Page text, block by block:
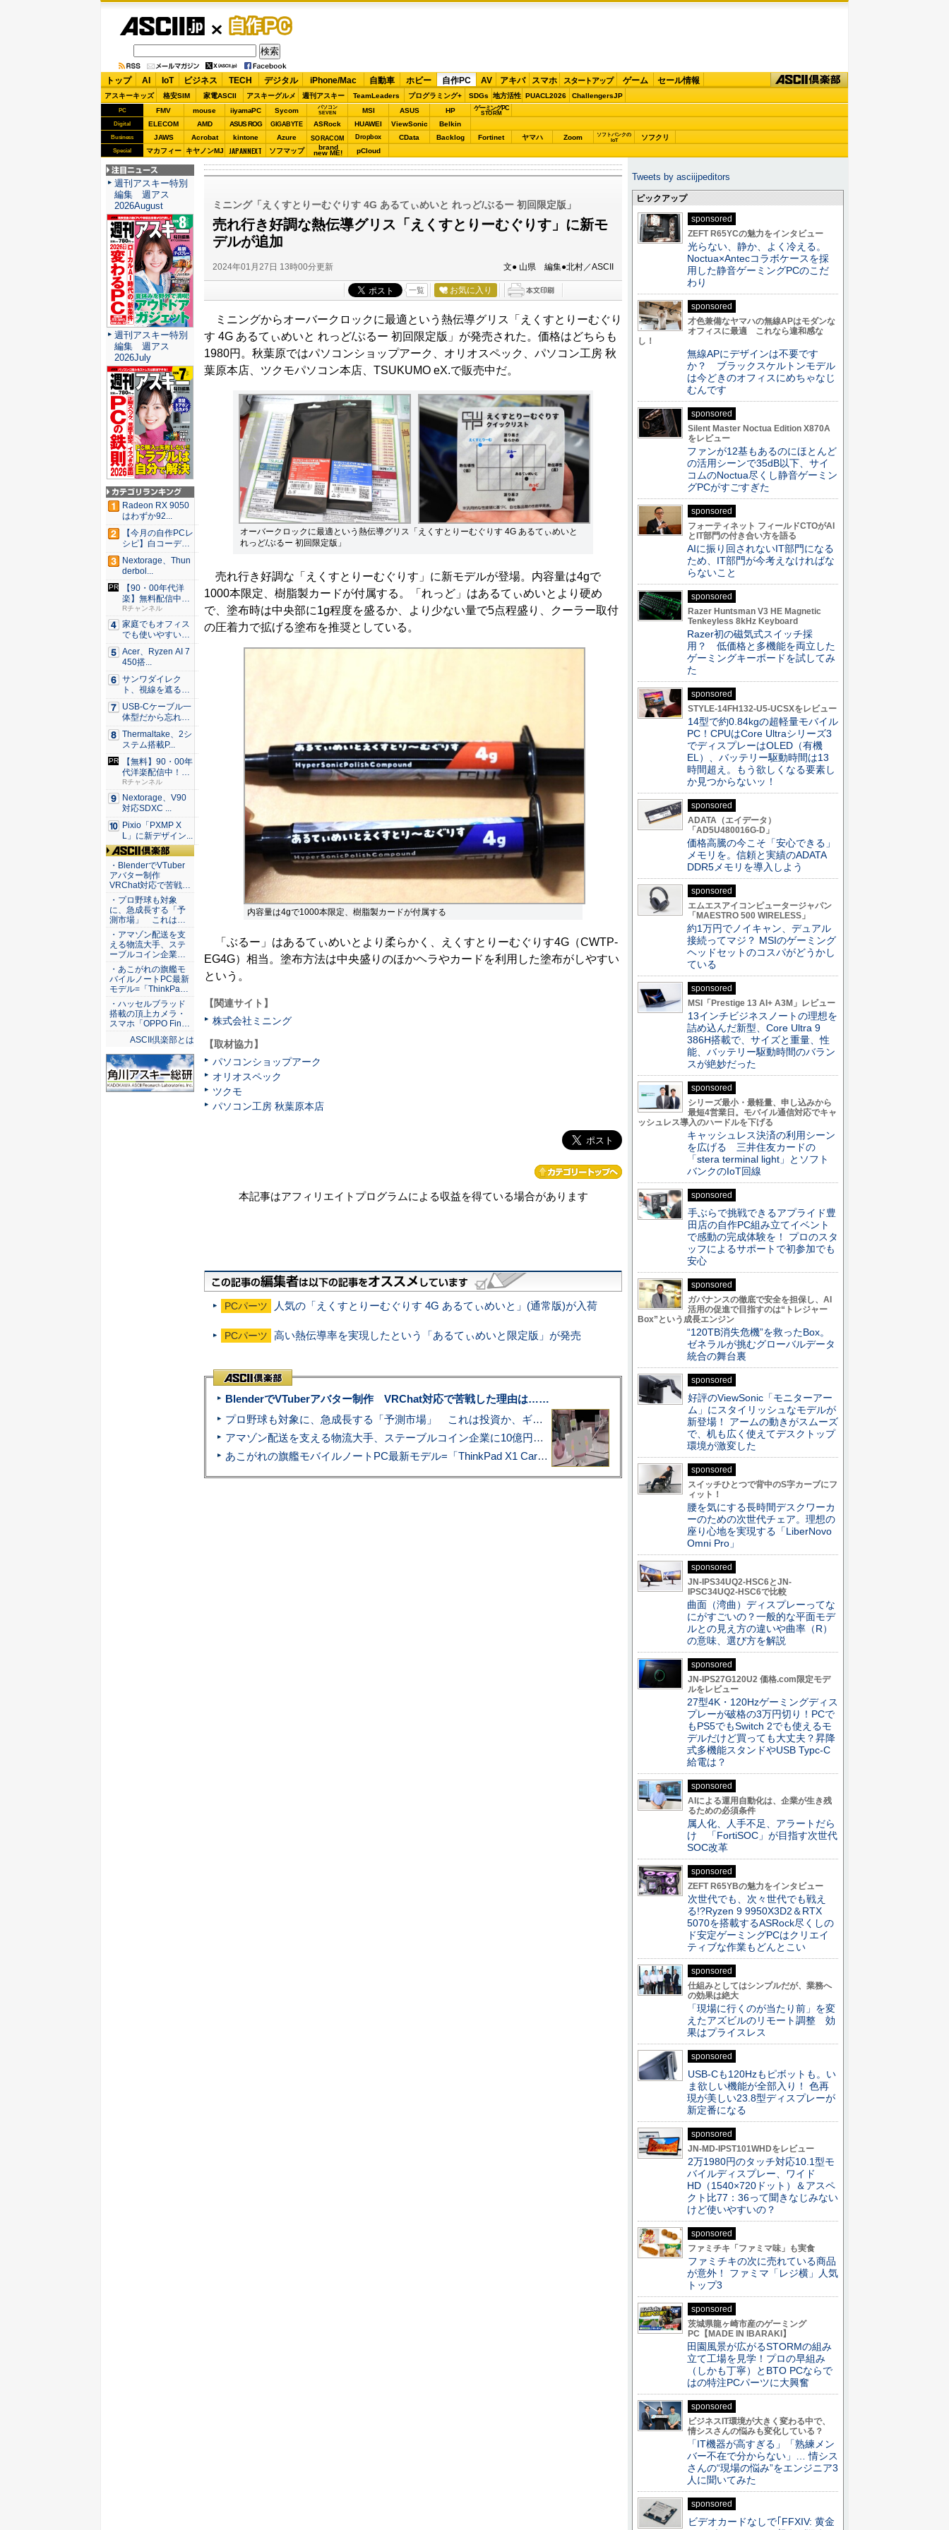
自作PC
トップ AI IoT ビジネス TECH デジタル iPhone/Mac 自動車 ホビー 自作PC AV アキバ スマホ スタートアップ ゲーム セール情報
アスキーキッズ 格安SIM 家電ASCII アスキーグルメ 週刊アスキー TeamLeaders プログラミング+ SDGs 地方活性 PUACL2026 ChallengersJP
PC FMV mouse iiyamaPC Sycom
パソコン
SEVEN
MSI ASUS HP ゲーミングPC
STORM
Digital ELECOM AMD ASUS ROG GIGABYTE ASRock HUAWEI ViewSonic Belkin
Business JAWS Acrobat kintone Azure SORACOM Dropbox CData Backlog Fortinet ヤマハ Zoom
ソフトバンクの
IoT
ソフクリ
Special マカフィー キヤノンMJ JAPANNEXT ソフマップ brand
new ME! pCloud
ミニング「えくすとりーむぐりす 4G あるてぃめいと れっど/ぶるー 初回限定版」
売れ行き好調な熱伝導グリス「えくすとりーむぐりす」に新モ
デルが追加
2024年01月27日 13時00分更新 文● 山県 編集●北村／ASCII
一覧 お気に入り
ミニングからオーバークロックに最適という熱伝導グリス「えくすとりーむぐり
す 4G あるてぃめいと れっど/ぶるー 初回限定版」が発売された。価格はどちらも
1980円。秋葉原ではパソコンショップアーク、オリオスペック、パソコン工房 秋
葉原本店、ツクモパソコン本店、TSUKUMO eX.で販売中だ。
オーバークロックに最適という熱伝導グリス「えくすとりーむぐりす 4G あるてぃめいと
れっど/ぶるー 初回限定版」
売れ行き好調な「えくすとりーむぐりす」に新モデルが登場。内容量は4gで
1000本限定、樹脂製カードが付属する。「れっど」はあるてぃめいとより硬め
で、塗布時は中央部に1g程度を盛るか、より少ない量で5点程盛り、クーラー取付
の圧着力で拡げる塗布を推奨としている。
内容量は4gで1000本限定、樹脂製カードが付属する
「ぶるー」はあるてぃめいとより柔らかく、えくすとりーむぐりす4G（CWTP-
EG4G）相当。塗布方法は中央盛りのほかヘラやカードを利用した塗布がしやすい
という。
【関連サイト】
株式会社ミニング
【取材協力】
パソコンショップアーク
オリオスペック
ツクモ
パソコン工房 秋葉原本店
本記事はアフィリエイトプログラムによる収益を得ている場合があります
PCパーツ 人気の「えくすとりーむぐりす 4G あるてぃめいと」(通常版)が入荷
PCパーツ 高い熱伝導率を実現したという「あるてぃめいと限定版」が発売
BlenderでVTuberアバター制作 VRChat対応で苦戦した理由は……
プロ野球も対象に、急成長する「予測市場」 これは投資か、ギャンブルか
アマゾン配送を支える物流大手、ステーブルコイン企業に10億円投資のワケ
あこがれの旗艦モバイルノートPC最新モデル=「ThinkPad X1 Carbon Gen 14 Aura Edition」実機レビュー
注目ニュース
週刊アスキー特別
編集 週アス
2026August
週刊アスキー特別
編集 週アス
2026July
Radeon RX 9050
はわずか92...
【今月の自作PCレ
シピ】白コーデと
発光が...
Nextorage、Thun
derbol...
【90・00年代洋
楽】無料配信中！
Rチャ...
Rチャンネル
家庭でもオフィス
でも使いやすい
Syno...
Acer、Ryzen AI 7
450搭...
サンワダイレク
ト、視線を遮るフ
ェルト製デ...
USB-Cケーブル一
体型だから忘れな
い！...
Thermaltake、2シ
ステム搭載P...
【無料】90・00年
代洋楽配信中！視
聴で...
Rチャンネル
Nextorage、V90
対応SDXC ...
Pixio「PXMP X
L」に新デザイン...
ASCII倶楽部
・BlenderでVTuber
アバター制作
VRChat対応で苦戦…
・プロ野球も対象
に、急成長する「予
測市場」 これは…
・アマゾン配送を支
える物流大手、ステ
ーブルコイン企業…
・あこがれの旗艦モ
バイルノートPC最新
モデル=「ThinkPa…
・ハッセルブラッド
搭載の頂上カメラ・
スマホ「OPPO Fin…
ASCII倶楽部とは
Tweets by asciijpeditors
ピックアップ
sponsored
ZEFT R65YCの魅力をインタビュー
光らない、静か、よく冷える。
Noctua×Antecコラボケースを採
用した静音ゲーミングPCのこだ
わり
sponsored
才色兼備なヤマハの無線APはモダンな
オフィスに最適 これなら違和感な
し！
無線APにデザインは不要です
か？ ブラックスケルトンモデル
は今どきのオフィスにめちゃなじ
むんです
sponsored
Silent Master Noctua Edition X870A
をレビュー
ファンが12基もあるのにほとんど
の活用シーンで35dB以下、サイ
コムのNoctua尽くし静音ゲーミン
グPCがすごすぎた
sponsored
フォーティネット フィールドCTOがAI
とIT部門の付き合い方を語る
AIに振り回されないIT部門になる
ため、IT部門が今考えなければな
らないこと
sponsored
Razer Huntsman V3 HE Magnetic
Tenkeyless 8kHz Keyboard
Razer初の磁気式スイッチ採
用？ 低価格と多機能を両立した
ゲーミングキーボードを試してみ
た
sponsored
STYLE-14FH132-U5-UCSXをレビュー
14型で約0.84kgの超軽量モバイル
PC！CPUはCore Ultraシリーズ3
でディスプレーはOLED（有機
EL）、バッテリー駆動時間は13
時間超え。もう欲しくなる要素し
か見つからないッ！
sponsored
ADATA（エイデータ）
「AD5U480016G-D」
価格高騰の今こそ「安心できる」
メモリを。信頼と実績のADATA
DDR5メモリを導入しよう
sponsored
エムエスアイコンピュータージャパン
「MAESTRO 500 WIRELESS」
約1万円でノイキャン、デュアル
接続ってマジ？ MSIのゲーミング
ヘッドセットのコスパがどうかし
ている
sponsored
MSI「Prestige 13 AI+ A3M」レビュー
13インチビジネスノートの理想を
詰め込んだ新型、Core Ultra 9
386H搭載で、サイズと重量、性
能、バッテリー駆動時間のバラン
スが絶妙だった
sponsored
シリーズ最小・最軽量、申し込みから
最短4営業日。モバイル通信対応でキャ
ッシュレス導入のハードルを下げる
キャッシュレス決済の利用シーン
を広げる 三井住友カードの
「stera terminal light」とソフト
バンクのIoT回線
sponsored
手ぶらで挑戦できるアプライド豊
田店の自作PC組み立てイベント
で感動の完成体験を！ プロのスタ
ッフによるサポートで初参加でも
安心
sponsored
ガバナンスの徹底で安全を担保し、AI
活用の促進で目指すのは“トレジャー
Box”という成長エンジン
“120TB消失危機”を救ったBox。
ゼネラルが挑むグローバルデータ
統合の舞台裏
sponsored
好評のViewSonic「モニターアー
ム」にスタイリッシュなモデルが
新登場！ アームの動きがスムーズ
で、机も広く使えてデスクトップ
環境が激変した
sponsored
スイッチひとつで背中のS字カーブにフ
ィット！
腰を気にする長時間デスクワーカ
ーのための次世代チェア。理想の
座り心地を実現する「LiberNovo
Omni Pro」
sponsored
JN-IPS34UQ2-HSC6とJN-
IPSC34UQ2-HSC6で比較
曲面（湾曲）ディスプレーってな
にがすごいの？一般的な平面モデ
ルとの見え方の違いや曲率（R）
の意味、選び方を解説
sponsored
JN-IPS27G120U2 価格.com限定モデ
ルをレビュー
27型4K・120Hzゲーミングディス
プレーが破格の3万円切り！PCで
もPS5でもSwitch 2でも使えるモ
デルだけど買っても大丈夫？昇降
式多機能スタンドやUSB Typc-C
給電は？
sponsored
AIによる運用自動化は、企業が生き残
るための必須条件
属人化、人手不足、アラートだら
け 「FortiSOC」が目指す次世代
SOC改革
sponsored
ZEFT R65YBの魅力をインタビュー
次世代でも、次々世代でも戦え
る!?Ryzen 9 9950X3D2＆RTX
5070を搭載するASRock尽くしの
ド安定ゲーミングPCはクリエイ
ティブな作業もどんとこい
sponsored
仕組みとしてはシンプルだが、業務へ
の効果は絶大
「現場に行くのが当たり前」を変
えたアズビルのリモート調整 効
果はプライスレス
sponsored
USB-Cも120Hzもピボットも。い
ま欲しい機能が全部入り！ 色再
現が美しい23.8型ディスプレーが
新定番になる
sponsored
JN-MD-IPST101WHDをレビュー
2万1980円のタッチ対応10.1型モ
バイルディスプレー、ワイド
HD（1540×720ドット）＆アスペ
クト比77：36って聞きなじみない
けど使いやすいの？
sponsored
ファミチキ「ファミマ味」も実食
ファミチキの次に売れている商品
が意外！ ファミマ「レジ横」人気
トップ3
sponsored
茨城県龍ヶ崎市産のゲーミング
PC【MADE IN IBARAKI】
田園風景が広がるSTORMの組み
立て工場を見学！プロの早組み
（しかも丁寧）とBTO PCならで
はの特注PCパーツに大興奮
sponsored
ビジネスIT環境が大きく変わる中で、
情シスさんの悩みも変化している？
「IT機器が高すぎる」「熟練メン
バー不在で分からない」… 情シス
さんの“現場の悩み”をエンジニア3
人に聞いてみた
sponsored
ビデオカードなしで｢FFXIV: 黄金